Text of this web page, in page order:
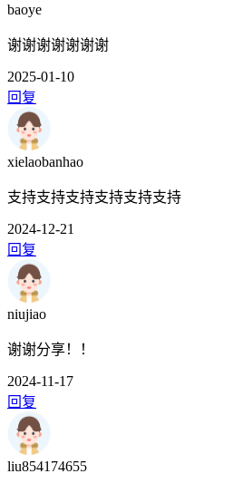
baoye
谢谢谢谢谢谢谢
2025-01-10
回复
xielaobanhao
支持支持支持支持支持支持
2024-12-21
回复
niujiao
谢谢分享！！
2024-11-17
回复
liu854174655